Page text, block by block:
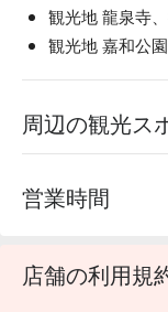
観光地 龍泉寺
観光地 嘉和公
周辺の観光ス
営業時間
店舗の利用規